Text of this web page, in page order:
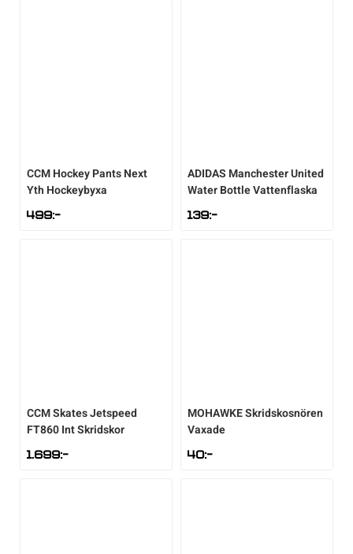
CCMHockey Pants Next
Yth Hockeybyxa
499:-
ADIDAS Manchester United
Water Bottle Vattenflaska
139:-
CCMSkates Jetspeed
FT860 Int Skridskor
1.699:-
MOHAWKESkridskosnören
Vaxade
40:-